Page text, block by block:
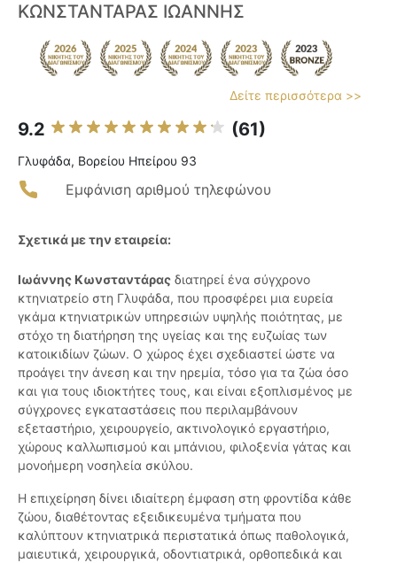
ΚΩΝΣΤΑΝΤΑΡΑΣ ΙΩΑΝΝΗΣ
Δείτε περισσότερα >>
9.2 (61)
Γλυφάδα, Βορείου Ηπείρου 93
Εμφάνιση αριθμού τηλεφώνου
Σχετικά με την εταιρεία:
Ιωάννης Κωνσταντάρας διατηρεί ένα σύγχρονο
κτηνιατρείο στη Γλυφάδα, που προσφέρει μια ευρεία
γκάμα κτηνιατρικών υπηρεσιών υψηλής ποιότητας, με
στόχο τη διατήρηση της υγείας και της ευζωίας των
κατοικιδίων ζώων. Ο χώρος έχει σχεδιαστεί ώστε να
προάγει την άνεση και την ηρεμία, τόσο για τα ζώα όσο
και για τους ιδιοκτήτες τους, και είναι εξοπλισμένος με
σύγχρονες εγκαταστάσεις που περιλαμβάνουν
εξεταστήριο, χειρουργείο, ακτινολογικό εργαστήριο,
χώρους καλλωπισμού και μπάνιου, φιλοξενία γάτας και
μονοήμερη νοσηλεία σκύλου.
Η επιχείρηση δίνει ιδιαίτερη έμφαση στη φροντίδα κάθε
ζώου, διαθέτοντας εξειδικευμένα τμήματα που
καλύπτουν κτηνιατρικά περιστατικά όπως παθολογικά,
μαιευτικά, χειρουργικά, οδοντιατρικά, ορθοπεδικά και